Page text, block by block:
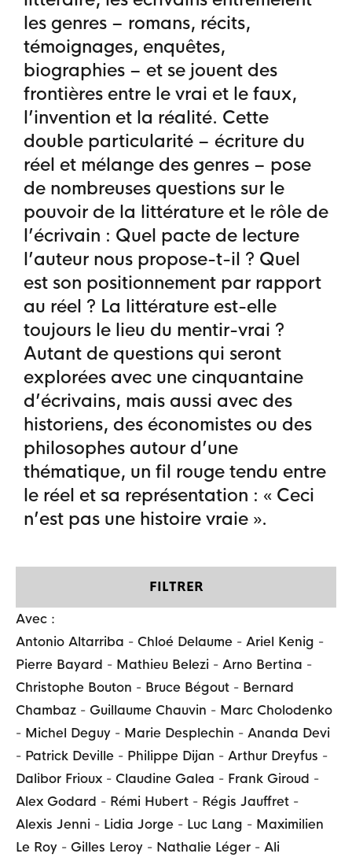
les genres – romans, récits,
témoignages, enquêtes,
biographies – et se jouent des
frontières entre le vrai et le faux,
l’invention et la réalité. Cette
double particularité – écriture du
réel et mélange des genres – pose
de nombreuses questions sur le
pouvoir de la littérature et le rôle de
l’écrivain : Quel pacte de lecture
l’auteur nous propose-t-il ? Quel
est son positionnement par rapport
au réel ? La littérature est-elle
toujours le lieu du mentir-vrai ?
Autant de questions qui seront
explorées avec une cinquantaine
d’écrivains, mais aussi avec des
historiens, des économistes ou des
philosophes autour d’une
thématique, un fil rouge tendu entre
le réel et sa représentation : « Ceci
n’est pas une histoire vraie ».
FILTRER
Avec :
Antonio Altarriba - Chloé Delaume - Ariel Kenig -
Pierre Bayard - Mathieu Belezi - Arno Bertina -
Christophe Bouton - Bruce Bégout - Bernard
Chambaz - Guillaume Chauvin - Marc Cholodenko
- Michel Deguy - Marie Desplechin - Ananda Devi
- Patrick Deville - Philippe Dijan - Arthur Dreyfus -
Dalibor Frioux - Claudine Galea - Frank Giroud -
Alex Godard - Rémi Hubert - Régis Jauffret -
Alexis Jenni - Lidia Jorge - Luc Lang - Maximilien
Le Roy - Gilles Leroy - Nathalie Léger - Ali